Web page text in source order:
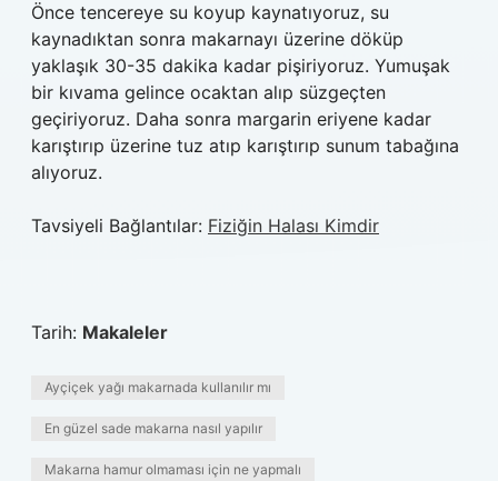
Önce tencereye su koyup kaynatıyoruz, su
kaynadıktan sonra makarnayı üzerine döküp
yaklaşık 30-35 dakika kadar pişiriyoruz. Yumuşak
bir kıvama gelince ocaktan alıp süzgeçten
geçiriyoruz. Daha sonra margarin eriyene kadar
karıştırıp üzerine tuz atıp karıştırıp sunum tabağına
alıyoruz.
Tavsiyeli Bağlantılar: Fiziğin Halası Kimdir
Tarih: Makaleler
Ayçiçek yağı makarnada kullanılır mı
En güzel sade makarna nasıl yapılır
Makarna hamur olmaması için ne yapmalı